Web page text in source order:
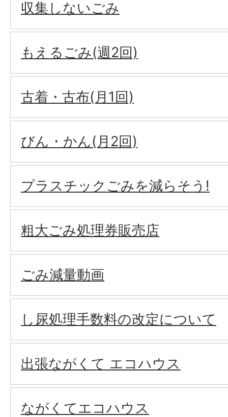
収集しないごみ
もえるごみ(週2回)
古着・古布(月1回)
びん・かん(月2回)
プラスチックごみを減らそう!
粗大ごみ処理券販売店
ごみ減量動画
し尿処理手数料の改定について
出張ながくて エコハウス
ながくてエコハウス